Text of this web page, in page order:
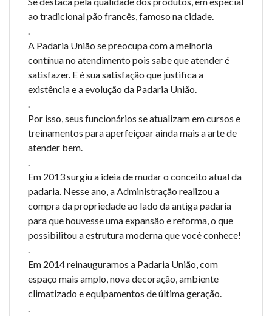
ao tradicional pão francês, famoso na cidade.
.
A Padaria União se preocupa com a melhoria
contínua no atendimento pois sabe que atender é
satisfazer. E é sua satisfação que justifica a
existência e a evolução da Padaria União.
.
Por isso, seus funcionários se atualizam em cursos e
treinamentos para aperfeiçoar ainda mais a arte de
atender bem.
.
Em 2013 surgiu a ideia de mudar o conceito atual da
padaria. Nesse ano, a Administração realizou a
compra da propriedade ao lado da antiga padaria
para que houvesse uma expansão e reforma, o que
possibilitou a estrutura moderna que você conhece!
.
Em 2014 reinauguramos a Padaria União, com
espaço mais amplo, nova decoração, ambiente
climatizado e equipamentos de última geração.
.